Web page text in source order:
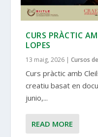
CURS PRÀCTIC
LOPES
13 maig, 2026 |Cursos
Curs pràctic amb
creatiu basat en
junio,...
READ MORE